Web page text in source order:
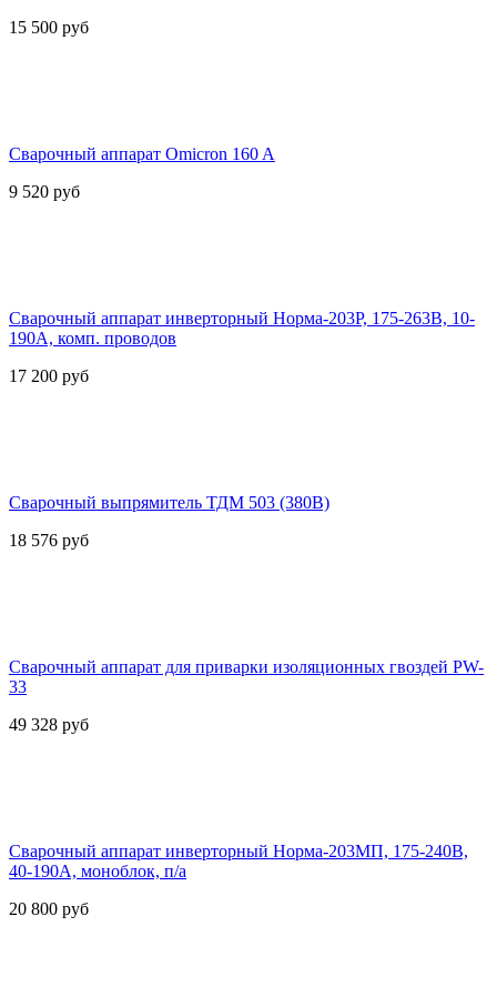
15 500 руб
Сварочный аппарат Omicron 160 A
9 520 руб
Сварочный аппарат инверторный Норма-203Р, 175-263В, 10-
190А, комп. проводов
17 200 руб
Сварочный выпрямитель ТДМ 503 (380В)
18 576 руб
Сварочный аппарат для приварки изоляционных гвоздей PW-
33
49 328 руб
Сварочный аппарат инверторный Норма-203МП, 175-240В,
40-190А, моноблок, п/а
20 800 руб